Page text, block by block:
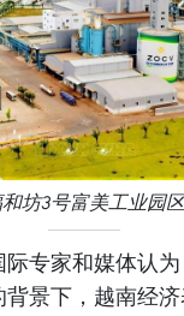
坊3号富美工业园
专家和媒体认为
景下，越南经济